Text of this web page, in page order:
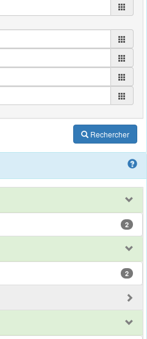
Rechercher
2
2